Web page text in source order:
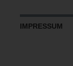
IMPRESSUM